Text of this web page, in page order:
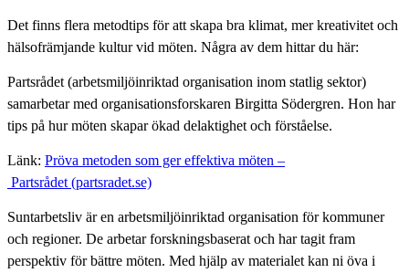
Det finns flera metodtips för att skapa bra klimat, mer kreativitet och
hälsofrämjande kultur vid möten. Några av dem hittar du här:
Partsrådet (arbetsmiljöinriktad organisation inom statlig sektor)
samarbetar med organisationsforskaren Birgitta Södergren. Hon har
tips på hur möten skapar ökad delaktighet och förståelse.
Länk: Pröva metoden som ger effektiva möten –
Partsrådet (partsradet.se)
Suntarbetsliv är en arbetsmiljöinriktad organisation för kommuner
och regioner. De arbetar forskningsbaserat och har tagit fram
perspektiv för bättre möten. Med hjälp av materialet kan ni öva i